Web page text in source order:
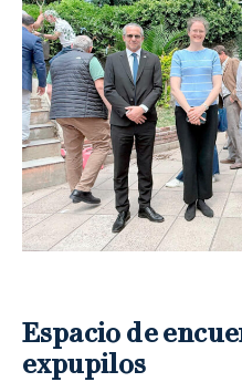
Espacio de
expupilos